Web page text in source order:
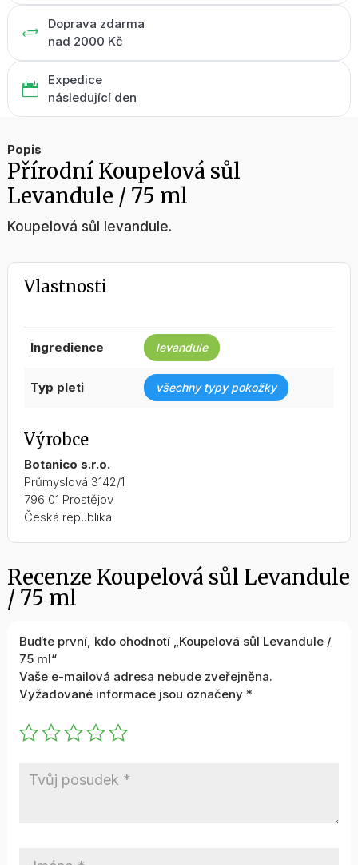
+
Doprava zdarma
nad 2000 Kč

Expedice
následující den
Popis
Přírodní Koupelová sůl
Levandule / 75 ml
Koupelová sůl levandule.
Vlastnosti
ingredience levandule
typ pleti všechny typy pokožky
Výrobce
Botanico s.r.o.
Průmyslová 3142/1
796 01 Prostějov
Česká republika
Recenze Koupelová sůl Levandule
/ 75 ml
Buďte první, kdo ohodnotí „Koupelová sůl Levandule /
75 ml“
Vaše e-mailová adresa nebude zveřejněna.
Vyžadované informace jsou označeny *